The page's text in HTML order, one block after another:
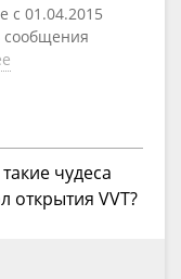
с 01.04.2015
сообщения
чудеса
открытия VVT?